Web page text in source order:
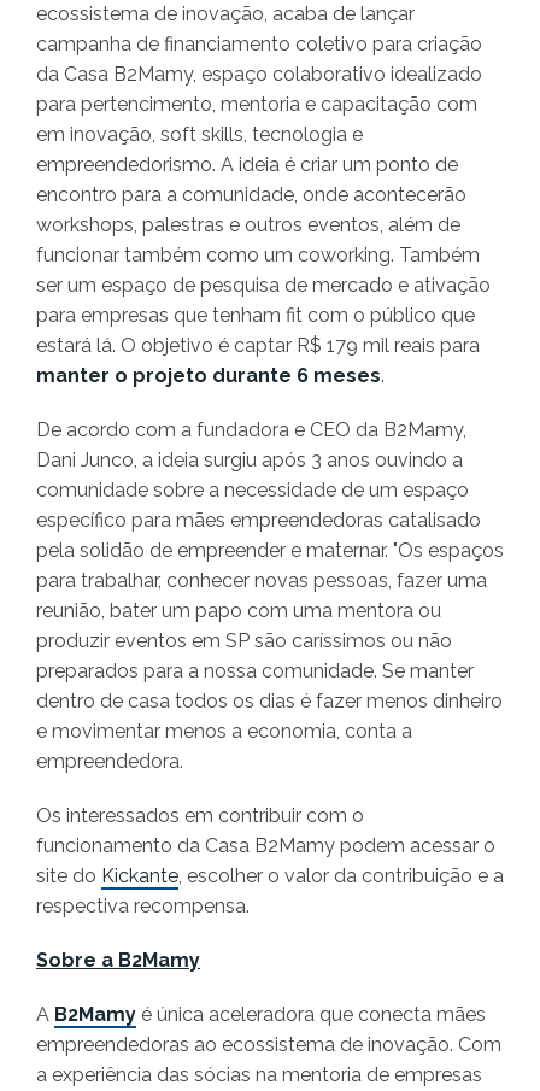
ecossistema de inovação, acaba de lançar
campanha de financiamento coletivo para criação
da Casa B2Mamy, espaço colaborativo idealizado
para pertencimento, mentoria e capacitação com
em inovação, soft skills, tecnologia e
empreendedorismo. A ideia é criar um ponto de
encontro para a comunidade, onde acontecerão
workshops, palestras e outros eventos, além de
funcionar também como um coworking. Também
ser um espaço de pesquisa de mercado e ativação
para empresas que tenham fit com o público que
estará lá. O objetivo é captar R$ 179 mil reais para
manter o projeto durante 6 meses.
De acordo com a fundadora e CEO da B2Mamy,
Dani Junco, a ideia surgiu após 3 anos ouvindo a
comunidade sobre a necessidade de um espaço
específico para mães empreendedoras catalisado
pela solidão de empreender e maternar. "Os espaços
para trabalhar, conhecer novas pessoas, fazer uma
reunião, bater um papo com uma mentora ou
produzir eventos em SP são caríssimos ou não
preparados para a nossa comunidade. Se manter
dentro de casa todos os dias é fazer menos dinheiro
e movimentar menos a economia, conta a
empreendedora.
Os interessados em contribuir com o
funcionamento da Casa B2Mamy podem acessar o
site do Kickante , escolher o valor da contribuição e a
respectiva recompensa.
Sobre a B2Mamy
A B2Mamy é única aceleradora que conecta mães
empreendedoras ao ecossistema de inovação. Com
a experiência das sócias na mentoria de empresas